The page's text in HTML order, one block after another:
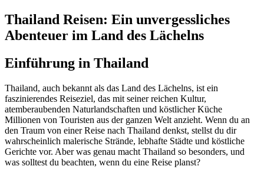
Thailand Reisen: Ein unvergessliches
Abenteuer im Land des Lächelns
Einführung in Thailand
Thailand, auch bekannt als das Land des Lächelns, ist ein
faszinierendes Reiseziel, das mit seiner reichen Kultur,
atemberaubenden Naturlandschaften und köstlicher Küche
Millionen von Touristen aus der ganzen Welt anzieht. Wenn du an
den Traum von einer Reise nach Thailand denkst, stellst du dir
wahrscheinlich malerische Strände, lebhafte Städte und köstliche
Gerichte vor. Aber was genau macht Thailand so besonders, und
was solltest du beachten, wenn du eine Reise planst?